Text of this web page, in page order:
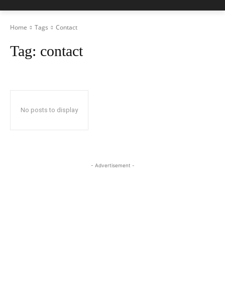
Home Tags Contact
Tag: contact
No posts to display
- Advertisement -